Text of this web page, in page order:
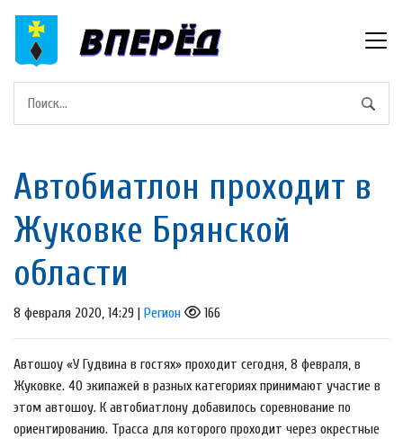
Автобиатлон проходит в
Жуковке Брянской
области
8 февраля 2020, 14:29 | Регион 166
Автошоу «У Гудвина в гостях» проходит сегодня, 8 февраля, в
Жуковке. 40 экипажей в разных категориях принимают участие в
этом автошоу. К автобиатлону добавилось соревнование по
ориентированию. Трасса для которого проходит через окрестные